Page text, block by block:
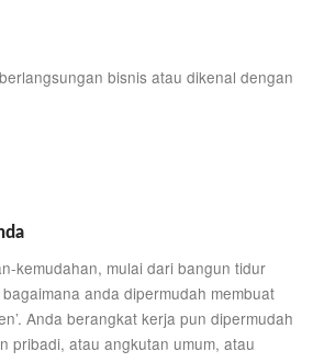
bisnis atau dikenal dengan
kemudahan, mulai dari bangun tidur
anda dipermudah membuat
Anda berangkat kerja pun dipermudah
pribadi, atau angkutan umum, atau